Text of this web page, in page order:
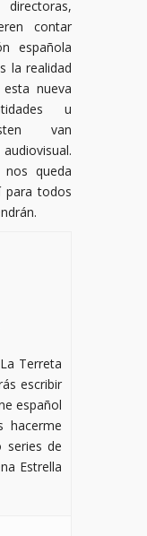
contar
española
la realidad
nueva
u
van
queda
para todos
Terreta
escribir
español
hacerme
series de
Estrella